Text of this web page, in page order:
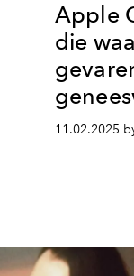
Apple
die
11.02.2025